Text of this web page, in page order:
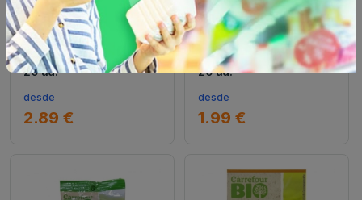
CARREFOUR BIO
Té verde en bolsitas
ecológico Carrefour Bio
20 ud.
desde
2.89 €
CARREFOUR BIO
Hinojo en bolsitas
ecológico Carrefour Bio
20 ud.
desde
1.99 €